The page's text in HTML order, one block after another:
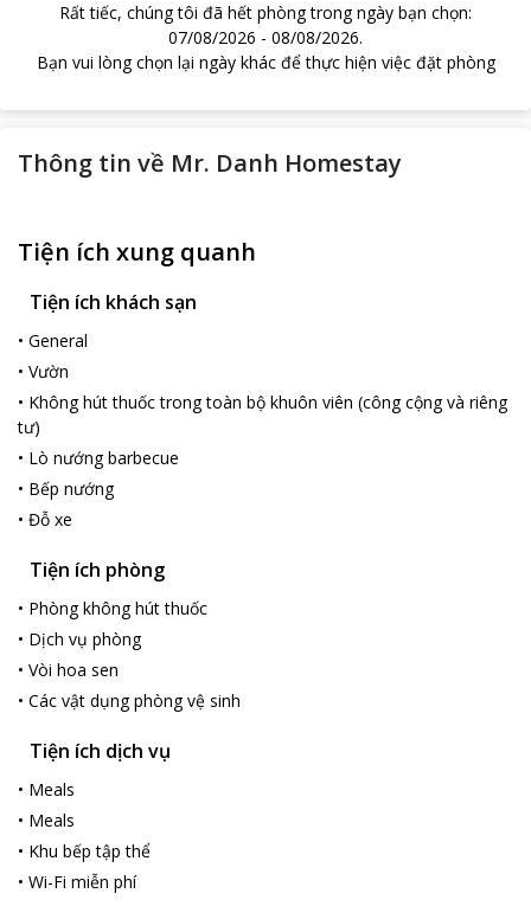
Rất tiếc, chúng tôi đã hết phòng trong ngày bạn chọn:
07/08/2026 - 08/08/2026.
Bạn vui lòng chọn lại ngày khác để thực hiện việc đặt phòng
Thông tin về Mr. Danh Homestay
Tiện ích xung quanh
Tiện ích khách sạn
• General
• Vườn
• Không hút thuốc trong toàn bộ khuôn viên (công cộng và riêng
tư)
• Lò nướng barbecue
• Bếp nướng
• Đỗ xe
Tiện ích phòng
• Phòng không hút thuốc
• Dịch vụ phòng
• Vòi hoa sen
• Các vật dụng phòng vệ sinh
Tiện ích dịch vụ
• Meals
• Meals
• Khu bếp tập thể
• Wi-Fi miễn phí